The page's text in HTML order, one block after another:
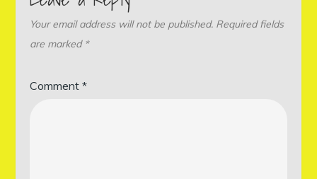
Your email address will not be published. Required fields
are marked *
Comment*